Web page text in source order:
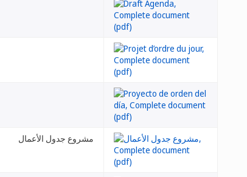
مشروع جدول الأعمال